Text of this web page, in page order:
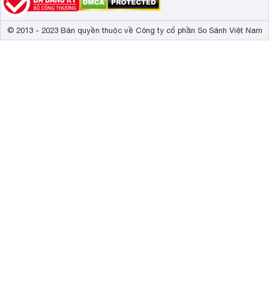
© 2013 - 2023 Bản quyền thuộc về Công ty cổ phần So Sánh Việt Nam